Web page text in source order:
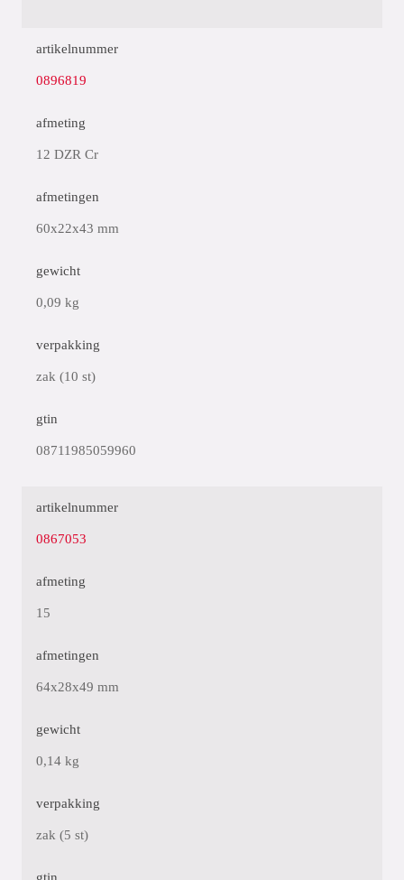
artikelnummer
0896819
afmeting
12 DZR Cr
afmetingen
60x22x43 mm
gewicht
0,09 kg
verpakking
zak (10 st)
gtin
08711985059960
artikelnummer
0867053
afmeting
15
afmetingen
64x28x49 mm
gewicht
0,14 kg
verpakking
zak (5 st)